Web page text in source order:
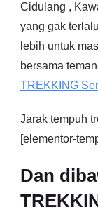
Cidulang ,
yang gak
lebih untuk
bersama
TREKKING
Jarak tempuh
[elementor-
Dan